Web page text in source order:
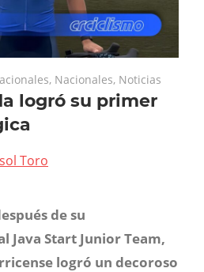
, Nacionales, Noticias
logró su primer
Toro
de su
Java Start Junior Team,
logró un decoroso